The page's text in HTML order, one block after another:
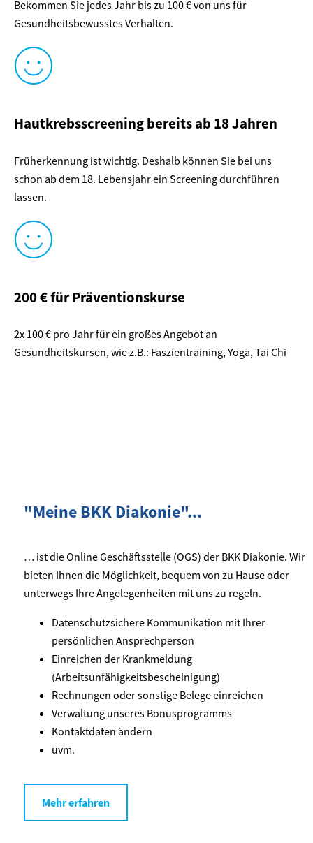
Bekommen Sie jedes Jahr bis zu 100 € von uns für
Gesundheitsbewusstes Verhalten.
Hautkrebsscreening bereits ab 18 Jahren​
Früherkennung ist wichtig. Deshalb können Sie bei uns
schon ab dem 18. Lebensjahr ein Screening durchführen
lassen.
200 € für Präventionskurse
2x 100 € pro Jahr für ein großes Angebot an
Gesundheitskursen, wie z.B.: Faszientraining, Yoga, Tai Chi
"Meine BKK Diakonie"...
… ist die Online Geschäftsstelle (OGS) der BKK Diakonie. Wir
bieten Ihnen die Möglichkeit, bequem von zu Hause oder
unterwegs Ihre Angelegenheiten mit uns zu regeln.
Datenschutzsichere Kommunikation mit Ihrer
persönlichen Ansprechperson
Einreichen der Krankmeldung
(Arbeitsunfähigkeitsbescheinigung)
Rechnungen oder sonstige Belege einreichen
Verwaltung unseres Bonusprogramms
Kontaktdaten ändern
uvm.
Mehr erfahren